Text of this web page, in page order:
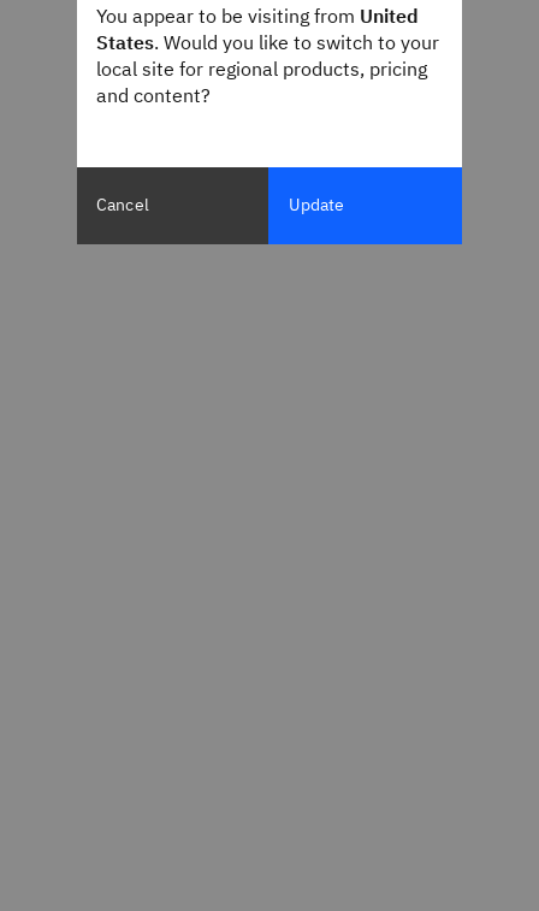
You appear to be visiting from United
States. Would you like to switch to your
local site for regional products, pricing
and content?
Cancel Update